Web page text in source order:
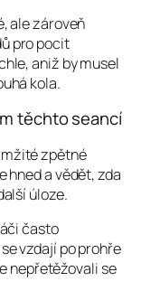
ale zároveň
pro pocit
aniž by musel
kola.
těchto seancí
zpětné
hned a vědět, zda
úloze.
často
vzdají po prohře
nepřetěžovali se